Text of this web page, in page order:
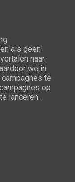
als geen
naar
we in
te
op
lanceren.